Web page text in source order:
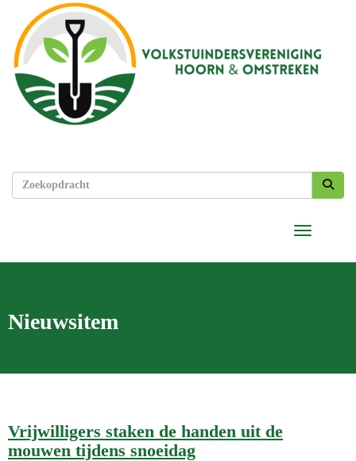
Toggle
Nieuwsitem
Vrijwilligers staken de handen uit de
mouwen tijdens snoeidag